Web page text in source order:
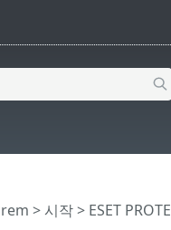
>시작> ESET